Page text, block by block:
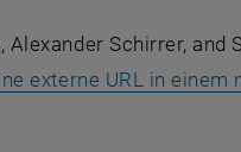
Schirrer, and
externe URL in einem